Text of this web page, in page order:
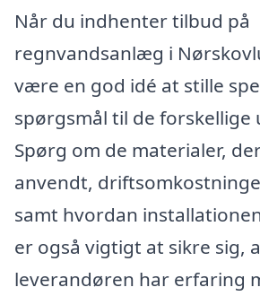
Når du indhenter tilbud på
regnvandsanlæg i
være en god idé at stille
spørgsmål til de forskellige
Spørg om de materialer,
anvendt,
samt hvordan
er også vigtigt at sikre sig,
leverandøren har erfaring